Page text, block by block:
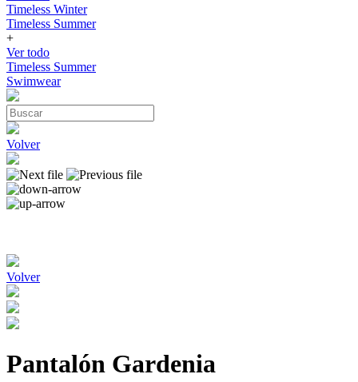
Timeless Winter
Timeless Summer
+
Ver todo
Timeless Summer
Swimwear
Volver
Volver
Pantalón Gardenia